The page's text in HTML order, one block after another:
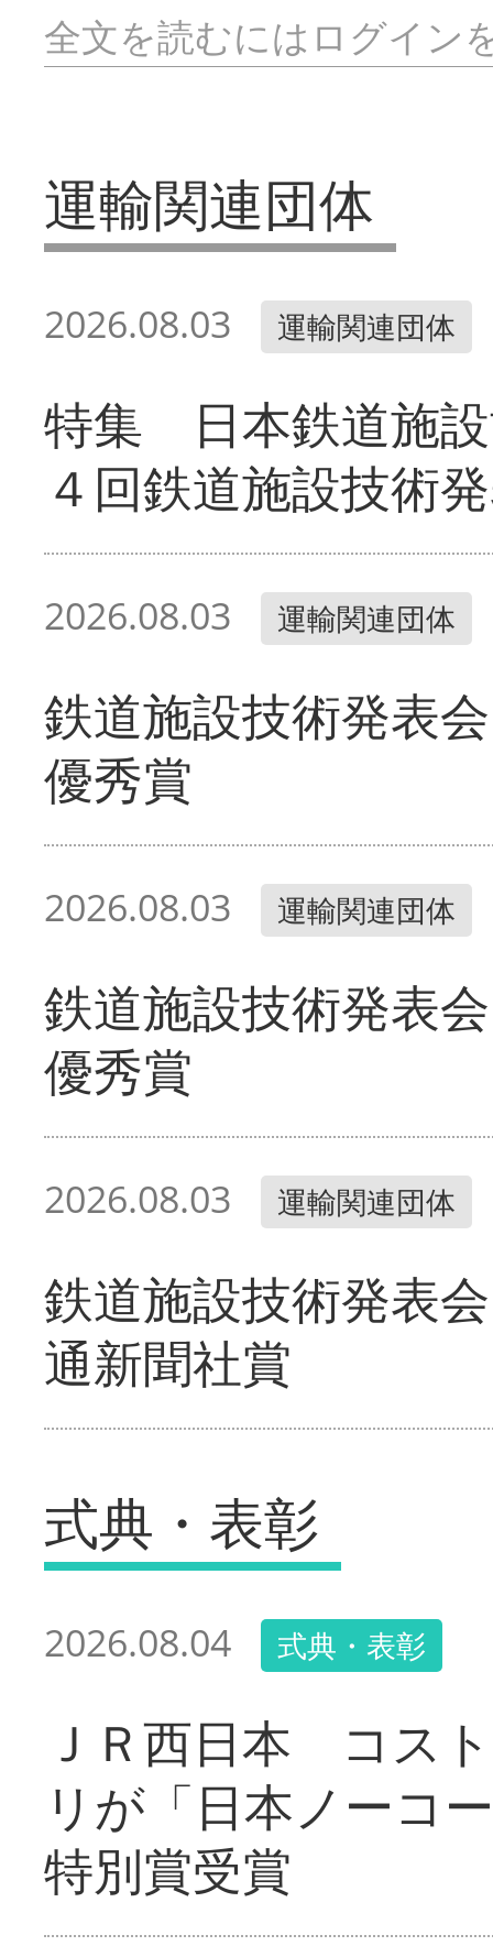
全文を読むにはログイン
運輸関連団体
2026.08.03 運輸関連団体
特集 日本鉄道施
４回鉄道施設技術
2026.08.03 運輸関連団体
鉄道施設技術発表
優秀賞
2026.08.03 運輸関連団体
鉄道施設技術発表
優秀賞
2026.08.03 運輸関連団体
鉄道施設技術発表
通新聞社賞
式典・表彰
2026.08.04 式典・表彰
ＪＲ西日本 コス
リが「日本ノーコ
特別賞受賞